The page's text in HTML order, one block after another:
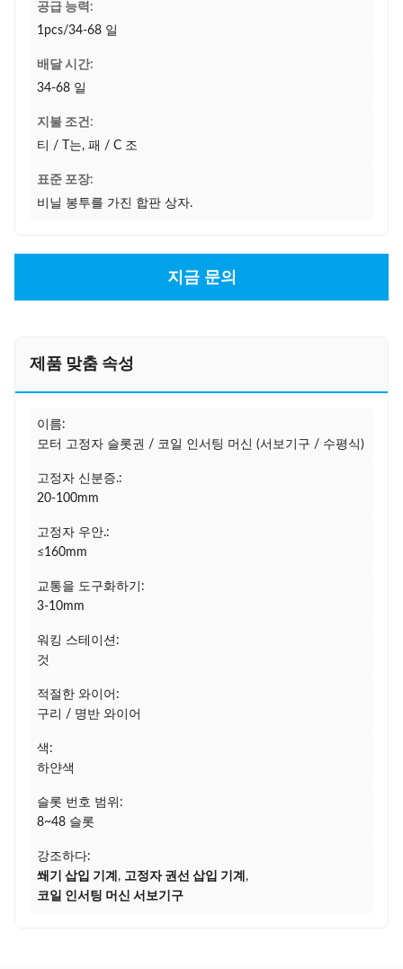
공급 능력:
1pcs/34-68 일
배달 시간:
34-68 일
지불 조건:
티 / T는, 패 / C 조
표준 포장:
비닐 봉투를 가진 합판 상자.
지금 문의
제품 맞춤 속성
이름:
모터 고정자 슬롯권 / 코일 인서팅 머신 (서보기구 / 수평식)
고정자 신분증.:
20-100mm
고정자 우안.:
≤160mm
교통을 도구화하기:
3-10mm
워킹 스테이션:
것
적절한 와이어:
구리 / 명반 와이어
색:
하얀색
슬롯 번호 범위:
8~48 슬롯
강조하다:
쐐기 삽입 기계 , 고정자 권선 삽입 기계 ,
코일 인서팅 머신 서보기구